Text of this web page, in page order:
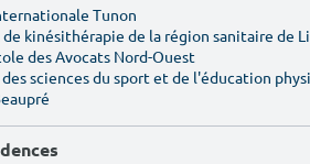
Tunon
kinésithérapie de la région sanitaire de
des Avocats Nord-Ouest
sciences du sport et de l'éducation